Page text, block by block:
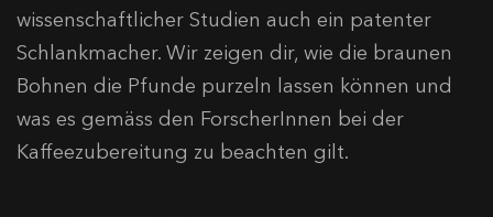
wissenschaftlicher Studien auch ein patenter
Schlankmacher. Wir zeigen dir, wie die braunen
Bohnen die Pfunde purzeln lassen können und
was es gemäss den ForscherInnen bei der
Kaffeezubereitung zu beachten gilt.